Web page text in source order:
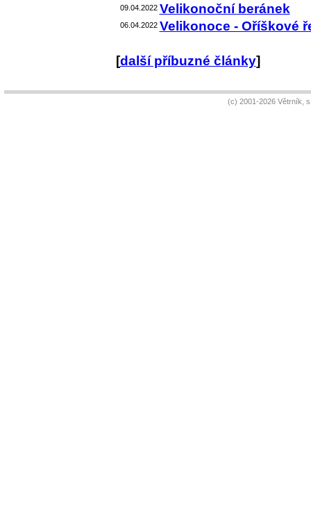
09.04.2022 Velikonoční beránek
06.04.2022 Velikonoce - Oříškové
[další příbuzné články]
(c) 2001-2026 Větrník,